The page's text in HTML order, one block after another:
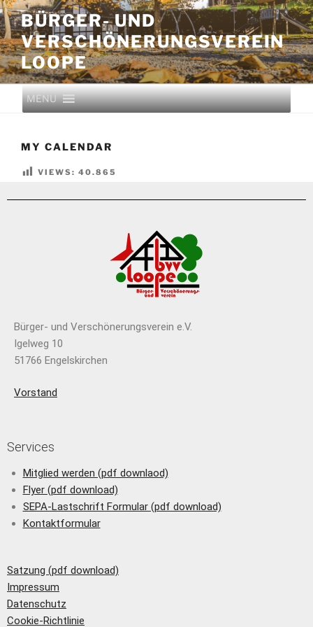
BÜRGER- UND
VERSCHÖNERUNGS­VEREIN
LOOPE
MENU
MY CALENDAR
VIEWS: 40.865
Bürger- und Verschönerungsverein e.V.
Igelweg 10
51766 Engelskirchen
Vorstand
Services
Mitglied werden (pdf downlaod)
Flyer (pdf download)
SEPA-Lastschrift Formular (pdf download)
Kontaktformular
Satzung (pdf download)
Impressum
Datenschutz
Cookie-Richtlinie